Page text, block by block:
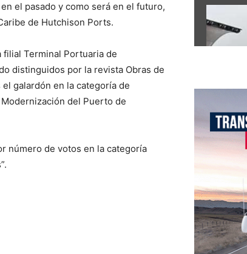
el pasado y como será en el futuro,
de Hutchison Ports.
Terminal Portuaria de
distinguidos por la revista Obras de
galardón en la categoría de
del Puerto de
número de votos en la categoría